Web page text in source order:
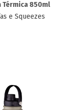
Térmica 850ml
e Squeezes